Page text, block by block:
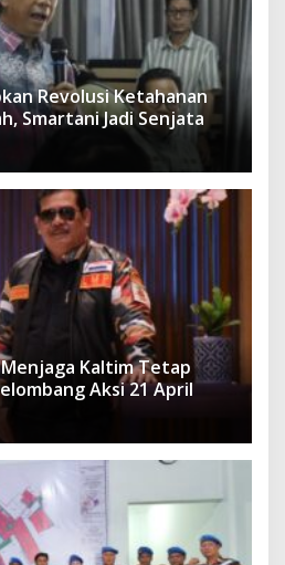
Revolusi Ketahanan
Smartani Jadi Senjata
Kaltim Tetap
Aksi 21 April